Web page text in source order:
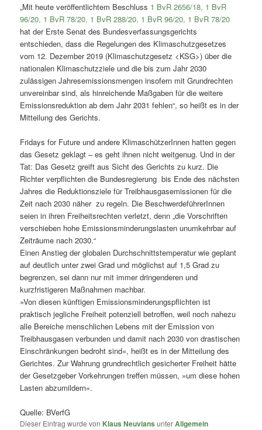
„Mit heute veröffentlichtem Beschluss 1 BvR 2656/18, 1 BvR
96/20, 1 BvR 78/20, 1 BvR 288/20, 1 BvR 96/20, 1 BvR 78/20
hat der Erste Senat des Bundesverfassungsgerichts
entschieden, dass die Regelungen des Klimaschutzgesetzes
vom 12. Dezember 2019 (Klimaschutzgesetz <KSG>) über die
nationalen Klimaschutzziele und die bis zum Jahr 2030
zulässigen Jahresemissionsmengen insofern mit Grundrechten
unvereinbar sind, als hinreichende Maßgaben für die weitere
Emissionsreduktion ab dem Jahr 2031 fehlen“, so heißt es in der
Mitteilung des Gerichts.
Fridays for Future und andere KlimaschützerInnen hatten gegen
das Gesetz geklagt – es geht ihnen nicht weitgenug. Und in der
Tat: Das Gesetz greift aus Sicht des Gerichts zu kurz. Die
Richter verpflichten die Bundesregierung bis Ende des nächsten
Jahres die Reduktionsziele für Treibhausgasemissionen für die
Zeit nach 2030 näher zu regeln. Die BeschwerdeführerInnen
seien in ihren Freiheitsrechten verletzt, denn „die Vorschriften
verschieben hohe Emissionsminderungslasten unumkehrbar auf
Zeiträume nach 2030.“
Einen Anstieg der globalen Durchschnittstemperatur wie geplant
auf deutlich unter zwei Grad und möglichst auf 1,5 Grad zu
begrenzen, sei dann nur mit immer dringenderen und
kurzfristigeren Maßnahmen machbar.
»Von diesen künftigen Emissionsminderungspflichten ist
praktisch jegliche Freiheit potenziell betroffen, weil noch nahezu
alle Bereiche menschlichen Lebens mit der Emission von
Treibhausgasen verbunden und damit nach 2030 von drastischen
Einschränkungen bedroht sind«, heißt es in der Mitteilung des
Gerichtes. Zur Wahrung grundrechtlich gesicherter Freiheit hätte
der Gesetzgeber Vorkehrungen treffen müssen, »um diese hohen
Lasten abzumildern«.
Quelle: BVerfG
Dieser Eintrag wurde von Klaus Neuvians unterAllgemein